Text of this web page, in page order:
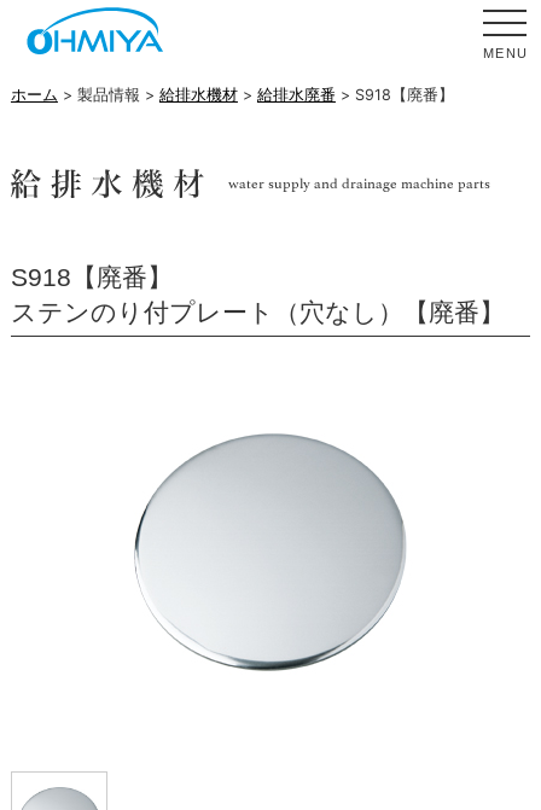
MENU
ホーム > 製品情報 > 給排水機材> 給排水廃番 > S918【廃番】
S918【廃番】
ステンのり付プレート（穴なし）【廃番】